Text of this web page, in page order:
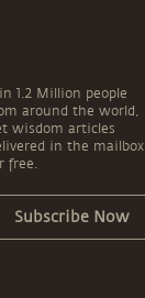
1.2 Million people
around the world,
wisdom articles
in the mailbox
free.
Subscribe Now